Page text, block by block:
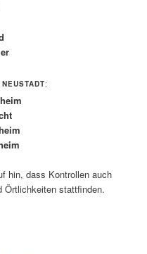
:
hin, dass Kontrollen auch
Örtlichkeiten stattfinden.